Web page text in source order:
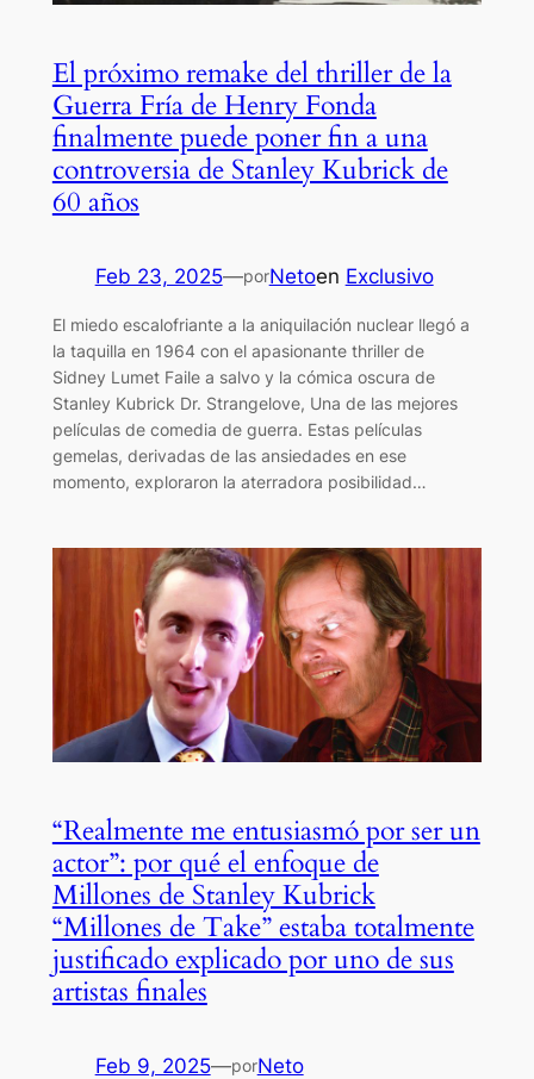
El próximo remake del thriller de la
Guerra Fría de Henry Fonda
finalmente puede poner fin a una
controversia de Stanley Kubrick de
60 años
Feb 23, 2025—porNetoen Exclusivo
El miedo escalofriante a la aniquilación nuclear llegó a
la taquilla en 1964 con el apasionante thriller de
Sidney Lumet Faile a salvo y la cómica oscura de
Stanley Kubrick Dr. Strangelove, Una de las mejores
películas de comedia de guerra. Estas películas
gemelas, derivadas de las ansiedades en ese
momento, exploraron la aterradora posibilidad…
“Realmente me entusiasmó por ser un
actor”: por qué el enfoque de
Millones de Stanley Kubrick
“Millones de Take” estaba totalmente
justificado explicado por uno de sus
artistas finales
Feb 9, 2025—porNeto